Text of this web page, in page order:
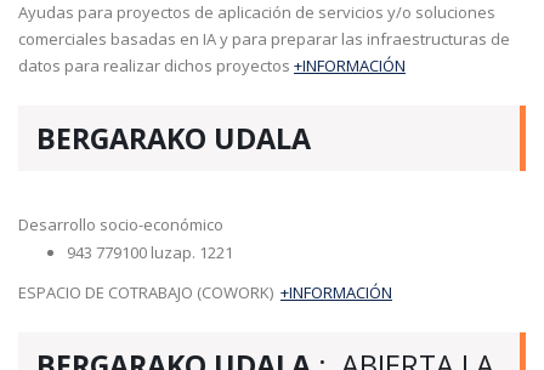
Ayudas para proyectos de aplicación de servicios y/o soluciones
comerciales basadas en IA y para preparar las infraestructuras de
datos para realizar dichos proyectos +INFORMACIÓN
BERGARAKO UDALA
Desarrollo socio-económico
943 779100 luzap. 1221
ESPACIO DE COTRABAJO (COWORK) +INFORMACIÓN